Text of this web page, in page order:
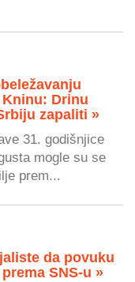
Drinu
zapaliti »
31. godišnjice
mogle su se
prem...
da povuku
SNS-u »